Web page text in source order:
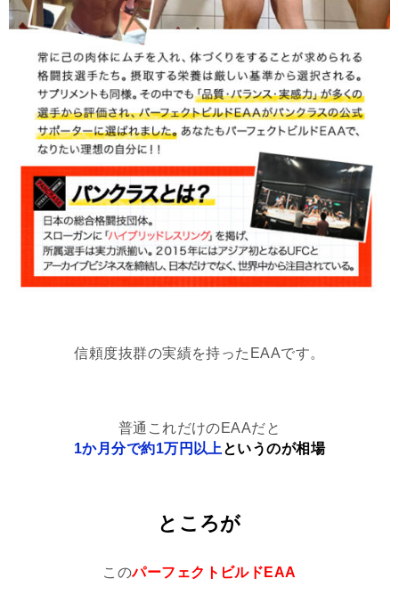
信頼度抜群の実績を持ったEAAです。
普通これだけのEAAだと
1か月分で約1万円以上 というのが相場
ところが
このパーフェクトビルドEAA